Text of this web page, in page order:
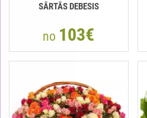
SĀRTĀS DEBESIS
no 103€